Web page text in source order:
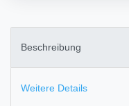
Beschreibung
Weitere Details